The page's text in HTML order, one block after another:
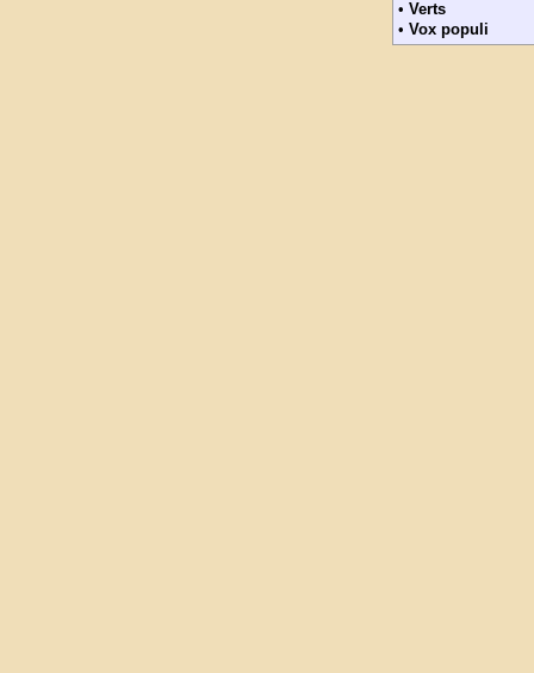
• Verts
• Vox populi